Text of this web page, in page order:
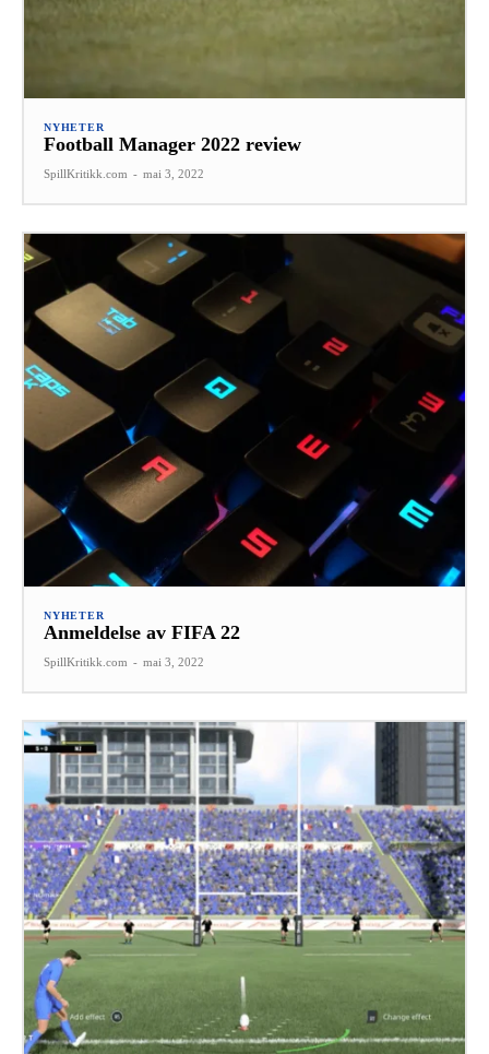
NYHETER
Football Manager 2022 review
SpillKritikk.com - mai 3, 2022
NYHETER
Anmeldelse av FIFA 22
SpillKritikk.com - mai 3, 2022